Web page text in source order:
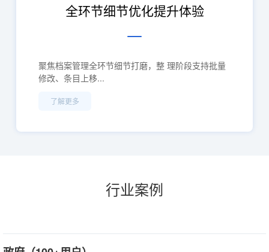
全环节细节优化提升体验
聚焦档案管理全环节细节打磨，整 理阶段支持批量
修改、条目上移...
了解更多
行业案例